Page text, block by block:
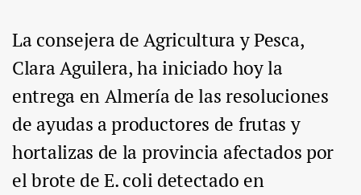
La consejera de Agricultura y Pesca,
Clara Aguilera, ha iniciado hoy la
entrega en Almería de las resoluciones
de ayudas a productores de frutas y
hortalizas de la provincia afectados por
el brote de E. coli detectado en